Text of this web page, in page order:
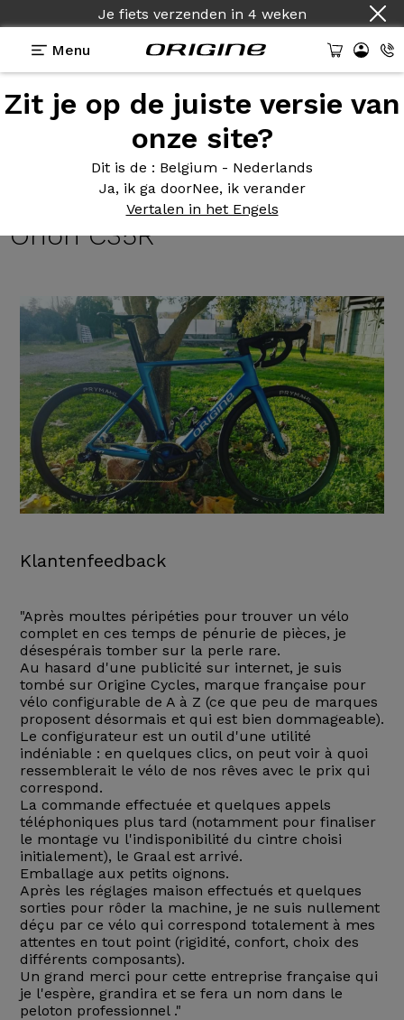
Je fiets verzenden in 4 weken
Menu
Zit je op de juiste versie van
onze site?
Dit is de : Belgium - Nederlands
Ja, ik ga doorNee, ik verander
Vertalen in het Engels
Getuigenissen>Fraxion GTR - Shimano Ultegra Di2
12v - Prymahl Orion C35R
Fraxion GTR- Shimano
Ultegra Di2 12v - Prymahl
Orion C35R
Klantenfeedback
"Après moultes péripéties pour trouver un vélo
complet en ces temps de pénurie de pièces, je
désespérais tomber sur la perle rare.
Au hasard d'une publicité sur internet, je suis
tombé sur Origine Cycles, marque française pour
vélo configurable de A à Z (ce que peu de marques
proposent désormais et qui est bien dommageable).
Le configurateur est un outil d'une utilité
indéniable : en quelques clics, on peut voir à quoi
ressemblerait le vélo de nos rêves avec le prix qui
correspond.
La commande effectuée et quelques appels
téléphoniques plus tard (notamment pour finaliser
le montage vu l'indisponibilité du cintre choisi
initialement), le Graal est arrivé.
Emballage aux petits oignons.
Après les réglages maison effectués et quelques
sorties pour rôder la machine, je ne suis nullement
déçu par ce vélo qui correspond totalement à mes
attentes en tout point (rigidité, confort, choix des
différents composants).
Un grand merci pour cette entreprise française qui
je l'espère, grandira et se fera un nom dans le
peloton professionnel ."